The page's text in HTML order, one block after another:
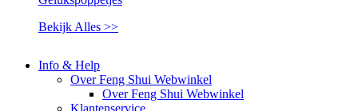
Bekijk Alles >>
Info & Help
Over Feng Shui Webwinkel
Over Feng Shui Webwinkel